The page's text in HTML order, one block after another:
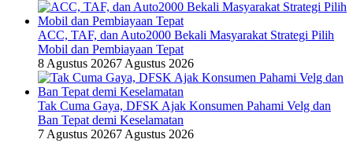
ACC, TAF, dan Auto2000 Bekali Masyarakat Strategi Pilih
Mobil dan Pembiayaan Tepat
8 Agustus 20267 Agustus 2026
Tak Cuma Gaya, DFSK Ajak Konsumen Pahami Velg dan
Ban Tepat demi Keselamatan
7 Agustus 20267 Agustus 2026